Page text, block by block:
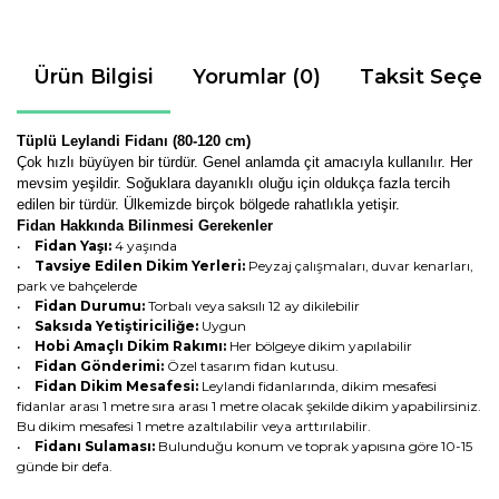
Ürün Bilgisi Yorumlar (0) Taksit
Tüplü Leylandi Fidanı (80-120 cm)
Çok hızlı büyüyen bir türdür. Genel anlamda çit amacıyla kullanılır. Her
mevsim yeşildir. Soğuklara dayanıklı oluğu için oldukça fazla tercih
edilen bir türdür. Ülkemizde birçok bölgede rahatlıkla yetişir.
Fidan Hakkında Bilinmesi Gerekenler
•
Fidan Yaşı: 4 yaşında
• Tavsiye Edilen Dikim Yerleri: Peyzaj çalışmaları, duvar kenarları,
park ve bahçelerde
• Fidan Durumu: Torbalı veya saksılı 12 ay dikilebilir
• Saksıda Yetiştiriciliğe: Uygun
• Hobi Amaçlı Dikim Rakımı: Her bölgeye dikim yapılabilir
• Fidan Gönderimi: Özel tasarım fidan kutusu.
• Fidan Dikim Mesafesi: Leylandi fidanlarında, dikim mesafesi
fidanlar arası 1 metre sıra arası 1 metre olacak şekilde dikim yapabilirsiniz.
Bu dikim mesafesi 1 metre azaltılabilir veya arttırılabilir.
• Fidanı Sulaması: Bulunduğu konum ve toprak yapısına göre 10-15
günde bir defa.